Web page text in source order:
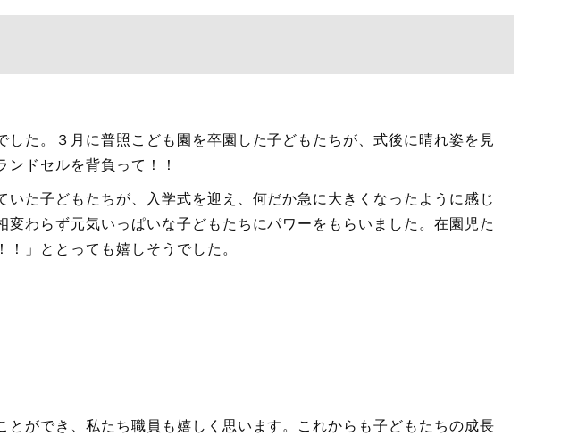
した。３月に普照こども園を卒園した子どもたちが、式後に晴れ姿を見
ドセルを背負って！！
いた子どもたちが、入学式を迎え、何だか急に大きくなったように感じ
変わらず元気いっぱいな子どもたちにパワーをもらいました。在園児た
」ととっても嬉しそうでした。
ができ、私たち職員も嬉しく思います。これからも子どもたちの成長